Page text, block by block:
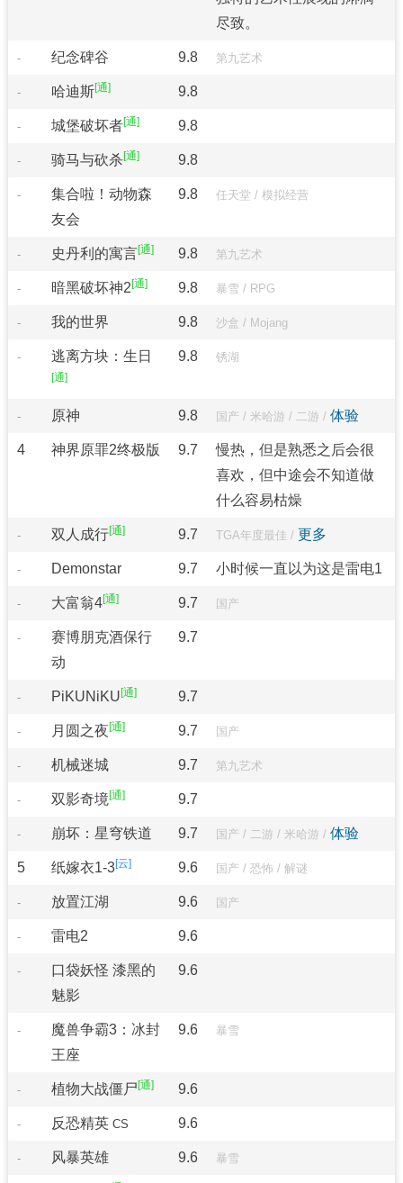
尽致。
- 纪念碑谷 9.8 第九艺术
- 哈迪斯 9.8
- 城堡破坏者 9.8
- 骑马与砍杀 9.8
-
集合啦！动物森
友会
9.8 任天堂 / 模拟经营
- 史丹利的寓言 9.8 第九艺术
- 暗黑破坏神2 9.8 暴雪 / RPG
- 我的世界 9.8 沙盒 / Mojang
- 逃离方块：生日 9.8 锈湖
- 原神 9.8 国产 / 米哈游 / 二游 / 体验
4 神界原罪2终极版 9.7
慢热，但是熟悉之后会很
喜欢，但中途会不知道做
什么容易枯燥
- 双人成行 9.7 TGA年度最佳 / 更多
- Demonstar 9.7 小时候一直以为这是雷电1
- 大富翁4 9.7 国产
-
赛博朋克酒保行
动
9.7
- PiKUNiKU 9.7
- 月圆之夜 9.7 国产
- 机械迷城 9.7 第九艺术
- 双影奇境 9.7
- 崩坏：星穹铁道 9.7 国产 / 二游 / 米哈游 / 体验
5 纸嫁衣1-3 9.6 国产 / 恐怖 / 解谜
- 放置江湖 9.6 国产
- 雷电2 9.6
-
口袋妖怪 漆黑的
魅影
9.6
-
魔兽争霸3：冰封
王座
9.6 暴雪
- 植物大战僵尸 9.6
- 反恐精英 CS 9.6
- 风暴英雄 9.6 暴雪